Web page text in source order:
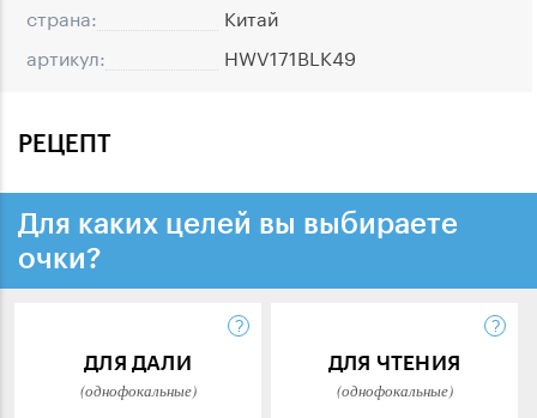
страна:
Китай
артикул:
HWV171BLK49
РЕЦЕПТ
Для каких целей вы выбираете
очки?
ДЛЯ ДАЛИ
(однофокальные)
ДЛЯ ЧТЕНИЯ
(однофокальные)